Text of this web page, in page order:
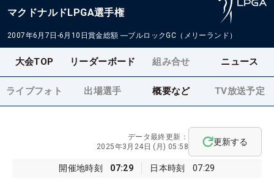
マクドナルドLPGA選手権
2007年6月7日-6月10日賞金総額 ―ブルロックGC（メリーランド）
大会TOP リーダーボード 組み合せ ニュース
ライブフォト 出場選手 概要など TV放送予定
開催地時刻 07:29 日本時刻 07:29
データ最終更新：
2025年3月24日 (月) 05:58
更新する